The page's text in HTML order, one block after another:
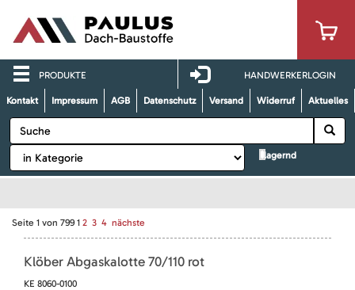
PRODUKTE HANDWERKERLOGIN
Kontakt Impressum AGB Datenschutz Versand Widerruf Aktuelles
lagernd
Seite 1 von 799 1 2 3 4 nächste
Klöber Abgaskalotte 70/110 rot
KE 8060-0100